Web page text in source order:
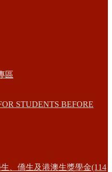
區
STUDENTS BEFORE
、僑生及港澳生獎學金(114